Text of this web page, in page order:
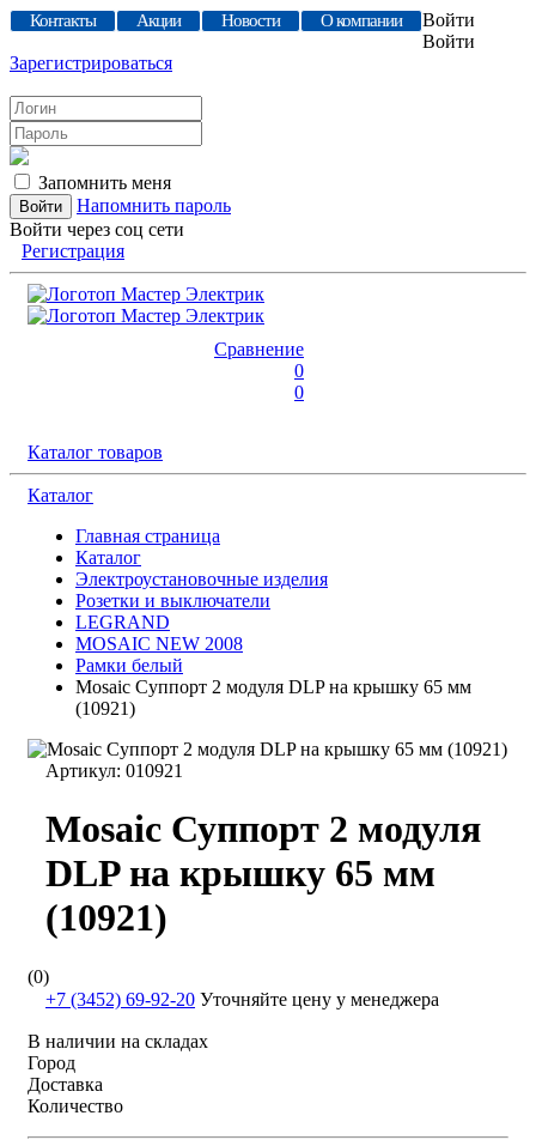
Контакты Акции Новости О компании
Войти
Войти
Зарегистрироваться
Запомнить меня
Напомнить пароль
Войти через соц сети
Регистрация
Сравнение
0
0
Каталог товаров
Каталог
Главная страница
Каталог
Электроустановочные изделия
Розетки и выключатели
LEGRAND
MOSAIC NEW 2008
Рамки белый
Mosaic Суппорт 2 модуля DLP на крышку 65 мм
(10921)
Артикул: 010921
Mosaic Суппорт 2 модуля
DLP на крышку 65 мм
(10921)
(0)
+7 (3452) 69-92-20 Уточняйте цену у менеджера
В наличии на складах
Город
Доставка
Количество